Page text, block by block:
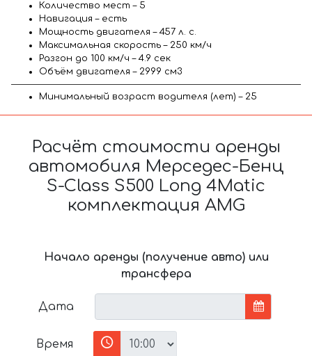
Количество мест – 5
Навигация – есть
Мощность двигателя – 457 л. с.
Максимальная скорость – 250 км/ч
Разгон до 100 км/ч – 4.9 сек
Объём двигателя – 2999 см3
Минимальный возраст водителя (лет) – 25
Расчёт стоимости аренды
автомобиля Мерседес-Бенц
S-Class S500 Long 4Matic
комплектация AMG
Начало аренды (получение авто) или
трансфера
Дата
Время